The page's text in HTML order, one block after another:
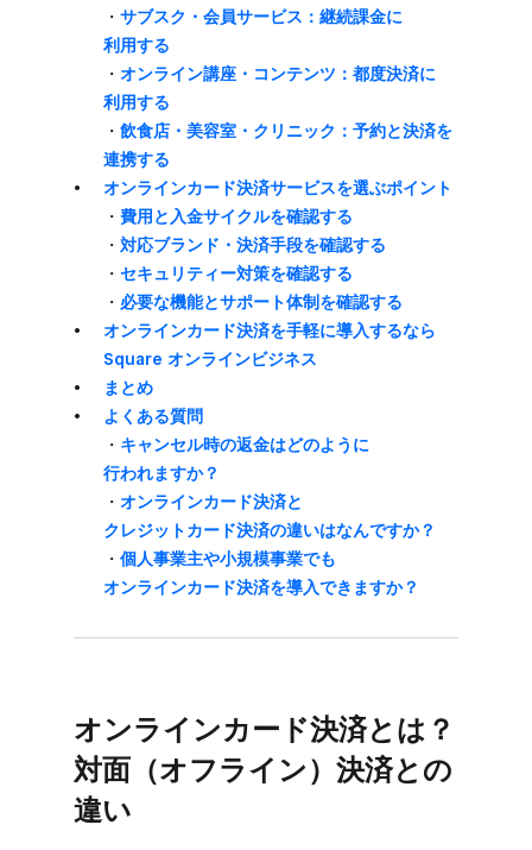
・ サブスク・会員サービス：継続課金に​
利用する
・ オンライン講座・コンテンツ：都度決済に​
利用する
・ 飲食店・美容室・クリニック：予約と​決済を​
連携する
オンラインカード決済サービスを​選ぶポイント
・ 費用と​入金サイクルを​確認する
・ 対応ブランド・決済手段を​確認する
・ セキュリティー対策を​確認する
・ 必要な​機能と​サポート体制を​確認する
オンラインカード決済を​手軽に​導入するなら​
Square オンラインビジネス
まとめ
よく​ある​質問
・ キャンセル時の​返金は​どのように​
行われますか？
・ オンラインカード決済と​
クレジットカード決済の​違いは​なんですか？
・ 個人事業主や​小規模事業でも​
オンラインカード決済を​導入できますか？
オンラインカード決済とは？​
対面​（オフライン）​決済との​
違い